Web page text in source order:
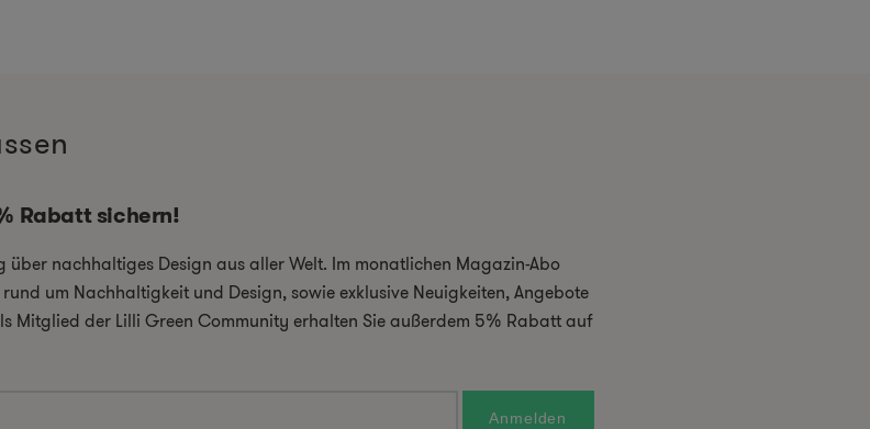
Rabatt sichern!
nachhaltiges Design aus aller Welt. Im monatlichen Magazin-Abo
um Nachhaltigkeit und Design, sowie exklusive Neuigkeiten, Angebote
Mitglied der Lilli Green Community erhalten Sie außerdem 5% Rabatt auf